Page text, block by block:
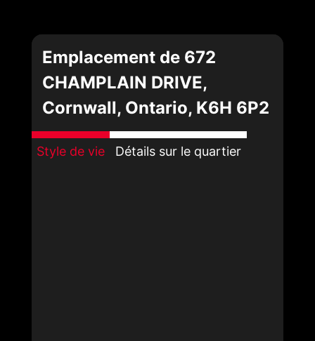
Emplacement de 672
CHAMPLAIN DRIVE,
Cornwall, Ontario, K6H 6P2
Style de vie Détails sur le quartier